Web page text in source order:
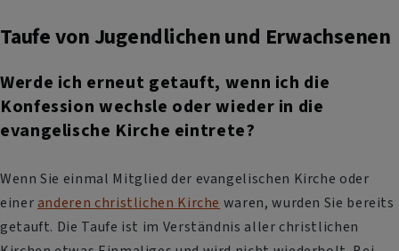
Taufe von Jugendlichen und Erwachsenen
Werde ich erneut getauft, wenn ich die
Konfession wechsle oder wieder in die
evangelische Kirche eintrete?
Wenn Sie einmal Mitglied der evangelischen Kirche oder
eineranderen christlichen Kirche waren, wurden Sie bereits
getauft. Die Taufe ist im Verständnis aller christlichen